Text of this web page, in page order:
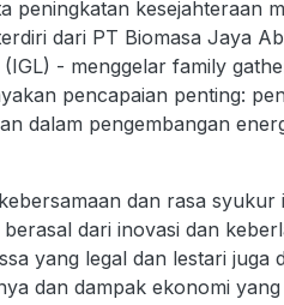
kesejahteraan
dari PT Biomasa Jaya
- menggelar family
pencapaian penting:
dalam pengembangan
dan rasa syukur
dari inovasi dan
yang legal dan lestari juga
dan dampak ekonomi